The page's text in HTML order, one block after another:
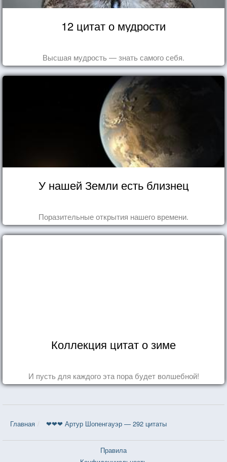
12 цитат о мудрости
Высшая мудрость — знать самого себя.
У нашей Земли есть близнец
Поразительные открытия нашего времени.
Коллекция цитат о зиме
И пусть для каждого эта пора будет волшебной!
Главная ❤❤❤ Артур Шопенгауэр — 292 цитаты
Правила